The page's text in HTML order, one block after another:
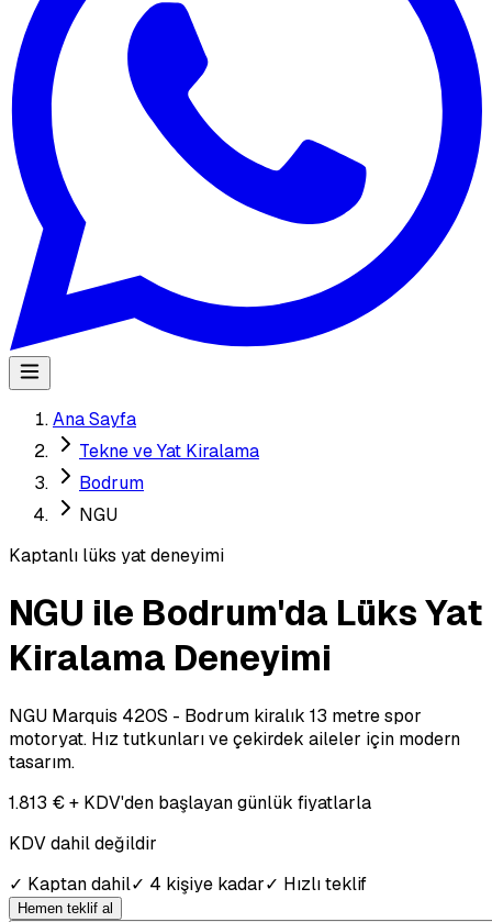
Ana Sayfa
Tekne ve Yat Kiralama
Bodrum
NGU
Kaptanlı lüks yat deneyimi
NGU ile Bodrum'da Lüks Yat
Kiralama Deneyimi
NGU Marquis 420S - Bodrum kiralık 13 metre spor
motoryat. Hız tutkunları ve çekirdek aileler için modern
tasarım.
1.813 € + KDV'den başlayan günlük fiyatlarla
KDV dahil değildir
✓ Kaptan dahil✓ 4 kişiye kadar✓ Hızlı teklif
Hemen teklif al